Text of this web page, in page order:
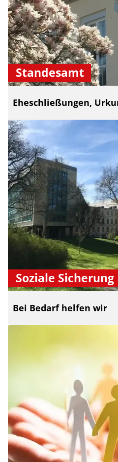
Standesamt
Eheschließungen,
Soziale Sicherung
Bei Bedarf helfen wir